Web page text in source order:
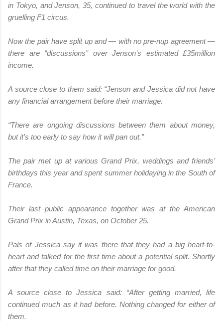
in Tokyo, and Jenson, 35, continued to travel the world with the
gruelling F1 circus.
Now the pair have split up and — with no pre-nup agreement —
there are “discussions” over Jenson’s estimated £35million
income.
A source close to them said: “Jenson and Jessica did not have
any financial arrangement before their marriage.
“There are ongoing discussions between them about money,
but it’s too early to say how it will pan out.”
The pair met up at various Grand Prix, weddings and friends’
birthdays this year and spent summer holidaying in the South of
France.
Their last public appearance together was at the American
Grand Prix in Austin, Texas, on October 25.
Pals of Jessica say it was there that they had a big heart-to-
heart and talked for the first time about a potential split. Shortly
after that they called time on their marriage for good.
A source close to Jessica said: “After getting married, life
continued much as it had before. Nothing changed for either of
them.